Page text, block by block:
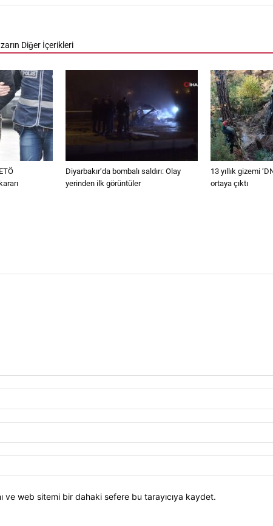
Diğer İçerikleri
Diyarbakır’da bombalı saldırı: Olay
yerinden ilk görüntüler
13 yıllık gizemi
ortaya çıktı
ve web sitemi bir dahaki sefere bu tarayıcıya kaydet.